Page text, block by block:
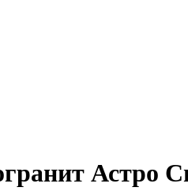
Астро